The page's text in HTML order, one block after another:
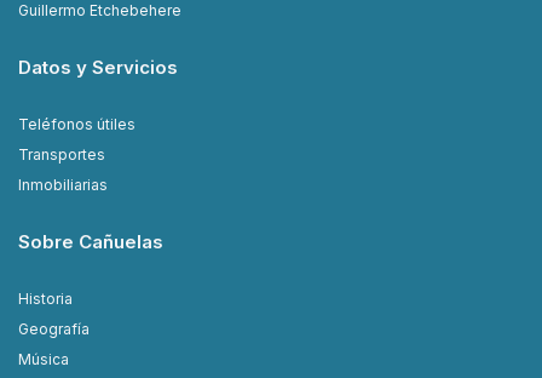
Guillermo Etchebehere
Datos y Servicios
Teléfonos útiles
Transportes
Inmobiliarias
Sobre Cañuelas
Historia
Geografía
Música